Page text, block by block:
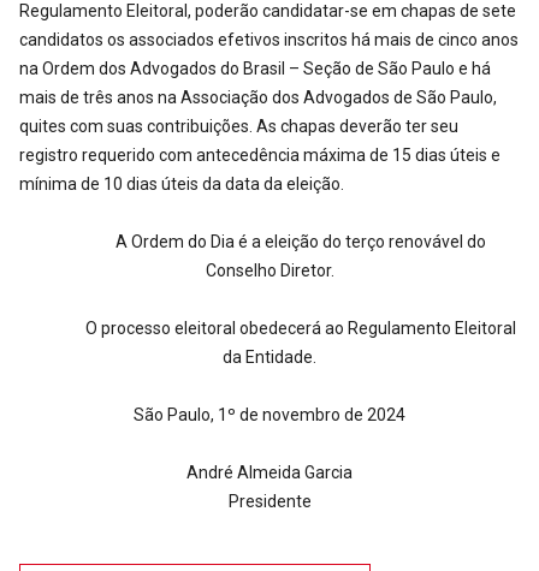
Regulamento Eleitoral, poderão candidatar-se em chapas de sete
candidatos os associados efetivos inscritos há mais de cinco anos
na Ordem dos Advogados do Brasil – Seção de São Paulo e há
mais de três anos na Associação dos Advogados de São Paulo,
quites com suas contribuições. As chapas deverão ter seu
registro requerido com antecedência máxima de 15 dias úteis e
mínima de 10 dias úteis da data da eleição.
A Ordem do Dia é a eleição do terço renovável do
Conselho Diretor.
O processo eleitoral obedecerá ao Regulamento Eleitoral
da Entidade.
São Paulo, 1º de novembro de 2024
André Almeida Garcia
Presidente